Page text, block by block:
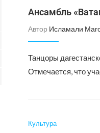
Ансамбль
Автор Исламали
Танцоры
Отмечается, что
Культура